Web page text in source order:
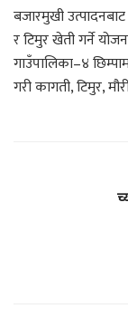
बजारमुखी
र टिमुर खेती गर्ने
गाउँपालिका–४
गरी कागती, टिमुर,